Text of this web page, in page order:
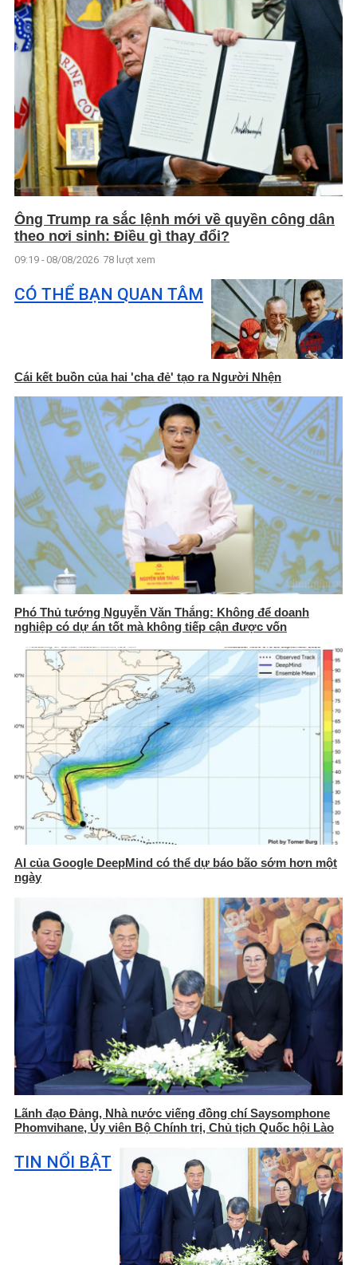
Ông Trump ra sắc lệnh mới về quyền công dân
theo nơi sinh: Điều gì thay đổi?
09:19 - 08/08/2026 78 lượt xem
CÓ THỂ BẠN QUAN TÂM
Cái kết buồn của hai 'cha đẻ' tạo ra Người Nhện
Phó Thủ tướng Nguyễn Văn Thắng: Không để doanh
nghiệp có dự án tốt mà không tiếp cận được vốn
AI của Google DeepMind có thể dự báo bão sớm hơn một
ngày
Lãnh đạo Đảng, Nhà nước viếng đồng chí Saysomphone
Phomvihane, Ủy viên Bộ Chính trị, Chủ tịch Quốc hội Lào
TIN NỔI BẬT